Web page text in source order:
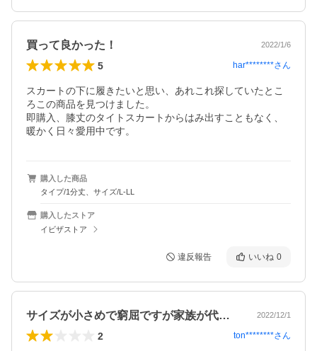
買って良かった！ 2022/1/6
5 har********さん
スカートの下に履きたいと思い、あれこれ探していたとこ
ろこの商品を見つけました。
即購入、膝丈のタイトスカートからはみ出すこともなく、
暖かく日々愛用中です。
購入した商品
タイプ/1分丈、サイズ/L-LL
購入したストア
イビザストア
違反報告 いいね 0
サイズが小さめで窮屈ですが家族が代わり… 2022/12/1
2 ton********さん